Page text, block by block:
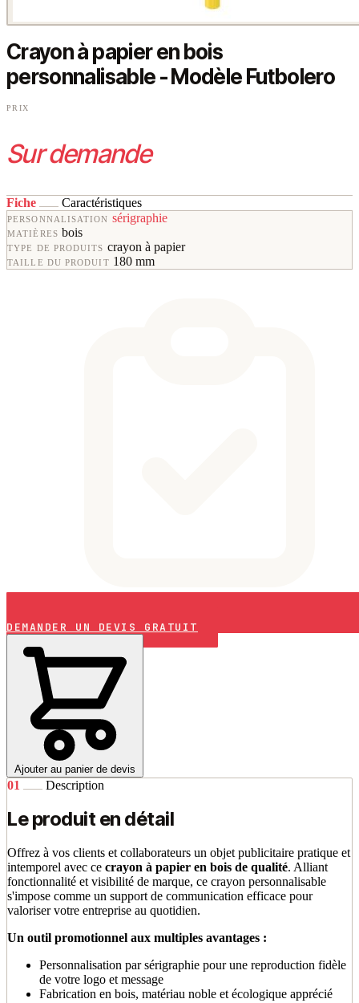
Crayon à papier en bois
personnalisable - Modèle Futbolero
PRIX
Sur demande
Fiche Caractéristiques
PERSONNALISATION sérigraphie
MATIÈRES bois
TYPE DE PRODUITS crayon à papier
TAILLE DU PRODUIT 180 mm
DEMANDER UN DEVIS GRATUIT
Ajouter au panier de devis
01 Description
Le produit en détail
Offrez à vos clients et collaborateurs un objet publicitaire pratique et
intemporel avec ce crayon à papier en bois de qualité. Alliant
fonctionnalité et visibilité de marque, ce crayon personnalisable
s'impose comme un support de communication efficace pour
valoriser votre entreprise au quotidien.
Un outil promotionnel aux multiples avantages :
Personnalisation par sérigraphie pour une reproduction fidèle
de votre logo et message
Fabrication en bois, matériau noble et écologique apprécié